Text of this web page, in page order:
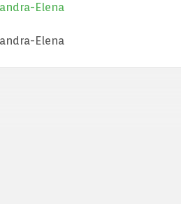
Elena
Elena